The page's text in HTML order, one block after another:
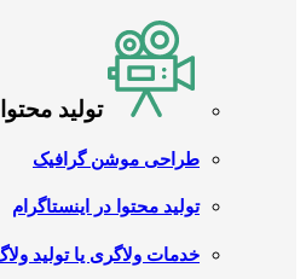
تولید
طراحی موشن گرافیک
تولید محتوا در اینستاگرام
خدمات ولاگری یا تولید